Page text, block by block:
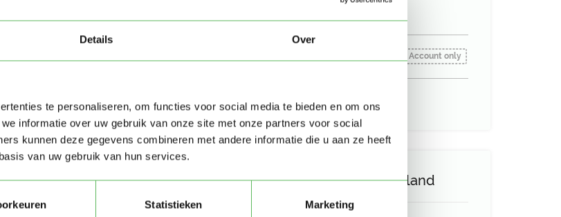
Details Over
te personaliseren, om functies voor social media te bieden en om ons
informatie over uw gebruik van onze site met onze partners voor social
kunnen deze gegevens combineren met andere informatie die u aan ze heeft
van uw gebruik van hun services.
Statistieken Marketing
Account only
Activiteit op Oppasland